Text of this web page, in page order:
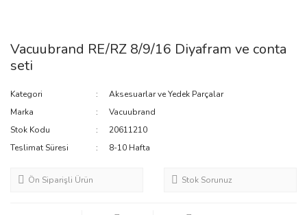
Vacuubrand RE/RZ 8/9/16 Diyafram ve conta
seti
Kategori
Aksesuarlar ve Yedek Parçalar
Marka
Vacuubrand
Stok Kodu
20611210
Teslimat Süresi
8-10 Hafta
Ön Siparişli Ürün Stok Sorunuz